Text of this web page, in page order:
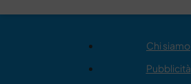
Chi siamo
Pubblicità